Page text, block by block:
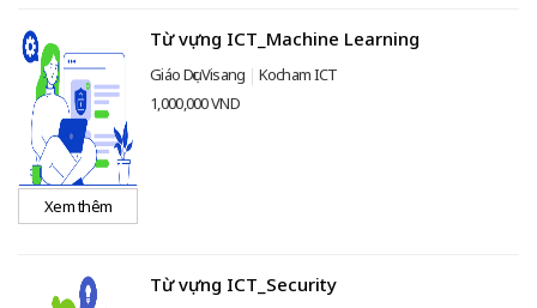
Từ vựng ICT_Machine Learning
Giáo Dục Visang
Kocham ICT
1,000,000 VND
Xem thêm
Từ vựng ICT_Security